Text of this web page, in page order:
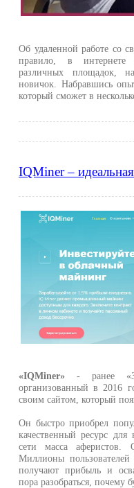
Об удаленной работе со
правило, в интернете
различных площадок,
новичок. Набравшись
который сможет в
IQMiner –
«IQMiner» - ранее
организованный в 2016
своим сайтом, который
Он быстро приобрел
качественный ресурс
сети масса
Миллионы
получают прибыль и
пора разобраться, почему